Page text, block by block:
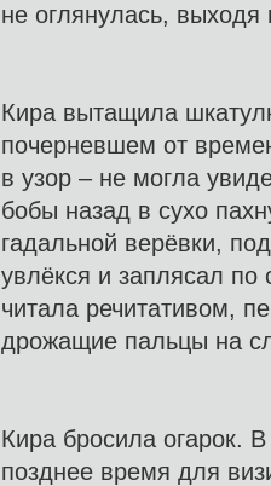
не оглянулась, выходя
Кира вытащила
почерневшем от
в узор – не могла
бобы назад в сухо
гадальной верёвки,
увлёкся и заплясал
читала речитативом,
дрожащие пальцы на
Кира бросила огарок.
позднее время для